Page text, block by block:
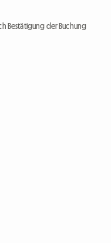
Bestätigung der Buchung